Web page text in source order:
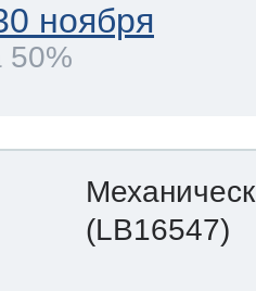
ноября
50%
(LB16547)